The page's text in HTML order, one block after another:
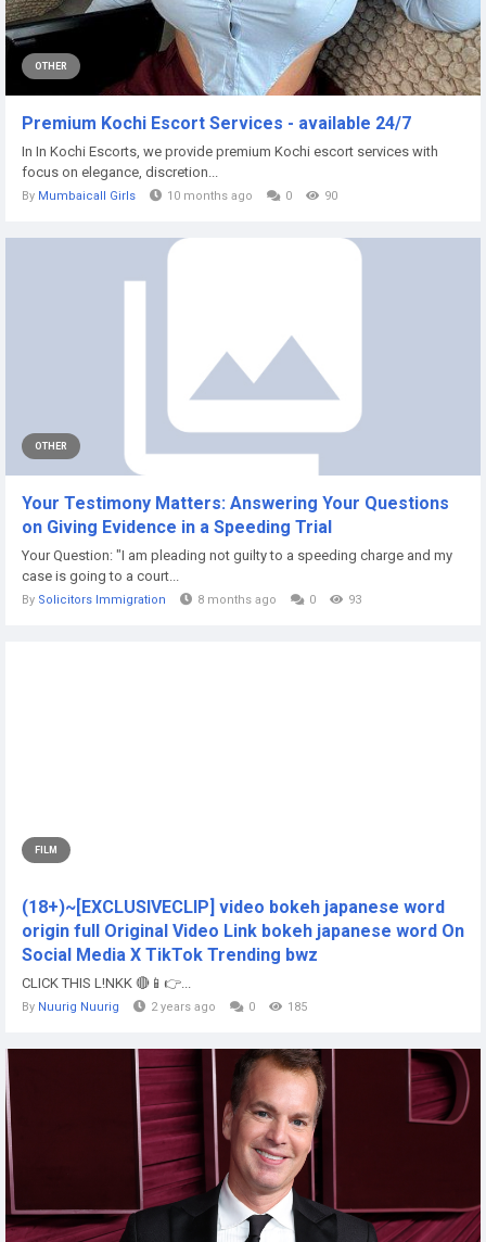
OTHER
Premium Kochi Escort Services - available 24/7
In In Kochi Escorts, we provide premium Kochi escort services with
focus on elegance, discretion...
By Mumbaicall Girls 10 months ago 0 90
OTHER
Your Testimony Matters: Answering Your Questions
on Giving Evidence in a Speeding Trial
Your Question: "I am pleading not guilty to a speeding charge and my
case is going to a court...
By Solicitors Immigration 8 months ago 0 93
FILM
(18+)~[EXCLUSIVECLIP] video bokeh japanese word
origin full Original Video Link bokeh japanese word On
Social Media X TikTok Trending bwz
CLICK THIS L!NKK 🔴📱👉...
By Nuurig Nuurig 2 years ago 0 185